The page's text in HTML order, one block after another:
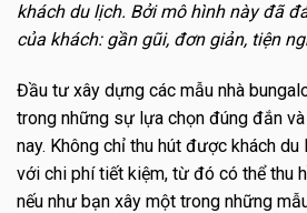
khách du lịch. Bởi mô hình này đã
của khách: gần gũi, đơn giản, tiện
Đầu tư xây dựng các mẫu nhà
trong những sự lựa chọn đúng đắn
nay. Không chỉ thu hút được khách
với chi phí tiết kiệm, từ đó có thể thu
nếu như bạn xây một trong những